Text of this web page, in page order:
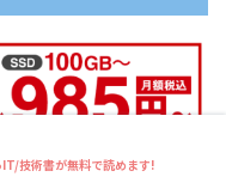
技術書が無料で読めます!